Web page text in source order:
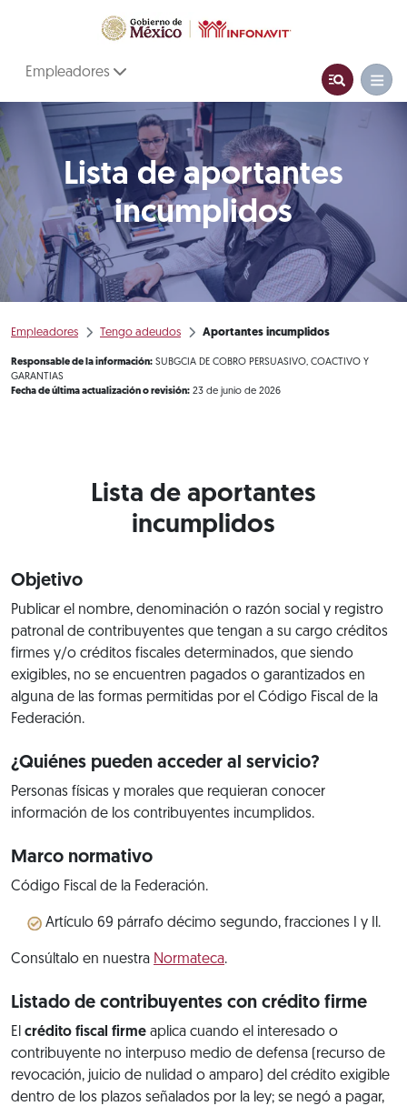
Empleadores
Lista de aportantes
incumplidos
Empleadores Tengo adeudos Aportantes incumplidos
Responsable de la información: SUBGCIA DE COBRO PERSUASIVO, COACTIVO Y
GARANTIAS
Fecha de última actualización o revisión: 23 de junio de 2026
Lista de aportantes
incumplidos
Objetivo
Publicar el nombre, denominación o razón social y registro
patronal de contribuyentes que tengan a su cargo créditos
firmes y/o créditos fiscales determinados, que siendo
exigibles, no se encuentren pagados o garantizados en
alguna de las formas permitidas por el Código Fiscal de la
Federación.
¿Quiénes pueden acceder al servicio?
Personas físicas y morales que requieran conocer
información de los contribuyentes incumplidos.
Marco normativo
Código Fiscal de la Federación.
Artículo 69 párrafo décimo segundo, fracciones I y Il.
Consúltalo en nuestra Normateca.
Listado de contribuyentes con crédito firme
El crédito fiscal firme aplica cuando el interesado o
contribuyente no interpuso medio de defensa (recurso de
revocación, juicio de nulidad o amparo) del crédito exigible
dentro de los plazos señalados por la ley; se negó a pagar,